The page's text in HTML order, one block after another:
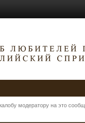
модератору на это